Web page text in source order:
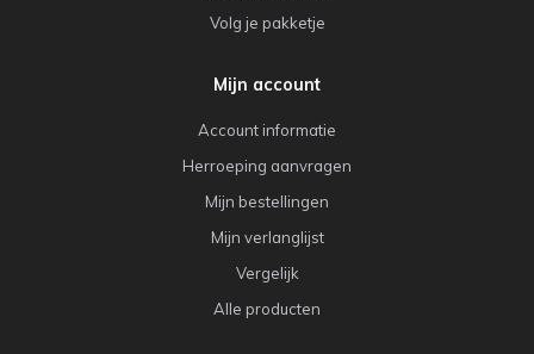
Volg je pakketje
Mijn account
Account informatie
Herroeping aanvragen
Mijn bestellingen
Mijn verlanglijst
Vergelijk
Alle producten